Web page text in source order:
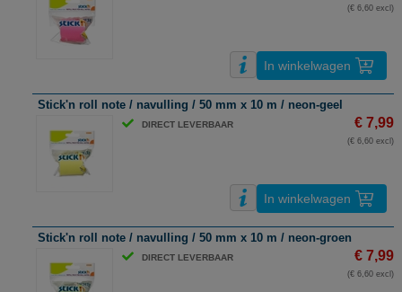
(€ 6,60 excl)
In winkelwagen
Stick'n roll note / navulling / 50 mm x 10 m / neon-geel
DIRECT LEVERBAAR € 7,99
(€ 6,60 excl)
In winkelwagen
Stick'n roll note / navulling / 50 mm x 10 m / neon-groen
DIRECT LEVERBAAR € 7,99
(€ 6,60 excl)